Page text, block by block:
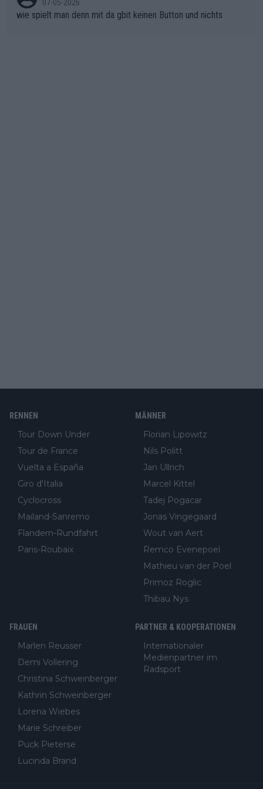
07-05-2026
wie spielt man denn mit da gbit keinen Button und nichts
RENNEN
Tour Down Under
Tour de France
Vuelta a España
Giro d'Italia
Cyclocross
Mailand-Sanremo
Flandern-Rundfahrt
Paris-Roubaix
MÄNNER
Florian Lipowitz
Nils Politt
Jan Ullrich
Marcel Kittel
Tadej Pogacar
Jonas Vingegaard
Wout van Aert
Remco Evenepoel
Mathieu van der Poel
Primoz Roglic
Thibau Nys
FRAUEN
Marlen Reusser
Demi Vollering
Christina Schweinberger
Kathrin Schweinberger
Lorena Wiebes
Marie Schreiber
Puck Pieterse
Lucinda Brand
PARTNER & KOOPERATIONEN
Internationaler
Medienpartner im
Radsport